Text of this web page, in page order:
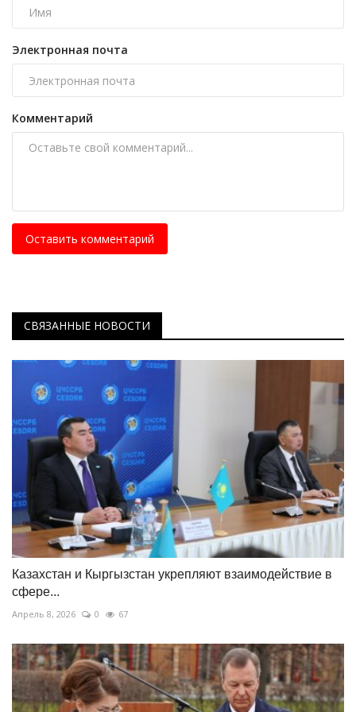
Электронная почта
Комментарий
Оставить комментарий
СВЯЗАННЫЕ НОВОСТИ
Казахстан и Кыргызстан укрепляют взаимодействие в
сфере...
Апрель 8, 2026 0 67